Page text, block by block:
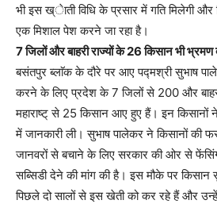
भी इस ख्ेाती विधि के प्रसार में गति मिलेगी
एक मिशाल पेश करने जा रहा है।
7 जिलों और बाहरी राज्यों के 26 किसान भी भ्रमण
बसंतपुर ब्लाॅक के दौरे पर आए पद्मश्री सुभाष
करने के लिए प्रदेश के 7 जिलों से 200 और
महाराष्ट् से 25 किसान आए हुए हैं। इन किसानों
में जानकारी ली। सुभाष पालेकर ने किसानों की
जानवरों से बचाने के लिए सरकार की ओर से
सब्सिडी देने की मांग की है। इस मौके पर किसान
पिछले दो सालों से इस खेती को कर रहे हैं और